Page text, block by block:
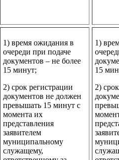
1) время ожидания в
очереди при подаче
документов – не более
15 минут;
2) срок регистрации
документов не должен
превышать 15 минут с
момента их
представления
заявителем
муниципальному
служащему,
1)
15
2)